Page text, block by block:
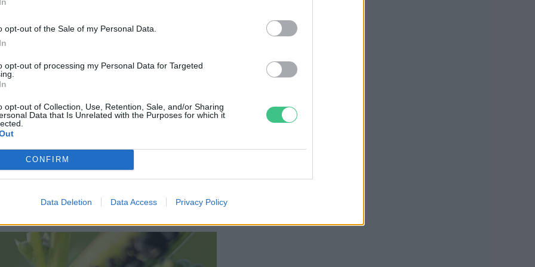
opt-out of the Sale of my Personal Data.
opt-out of processing my Personal Data for Targeted
opt-out of Collection, Use, Retention, Sale, and/or Sharing
Data that Is Unrelated with the Purposes for which it
CONFIRM
Data Deletion Data Access Privacy Policy
Ezek a levek jó szolgálatot tehetnek a
növényeink tápanyagellátásában is.
a gazdaságban, kertben felbukkanó
növényzetet kivágjuk, a földet
telepítsünk, a természet is
igyekszik a területet ismét
Érdemes megtalálni az
növények között. Különösen
például aparlagfűrevagy a kanadai
minél inkább visszaszorítani.